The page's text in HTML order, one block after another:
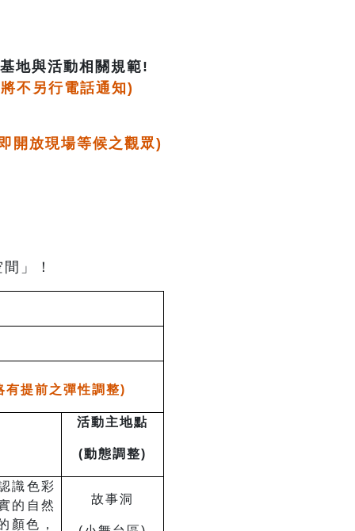
地與活動相關規範!
不另行電話通知)
開放現場等候之觀眾)
」！
有提前之彈性調整)
活動主地點
(動態調整)
識色彩
的自然
顏色，
故事洞